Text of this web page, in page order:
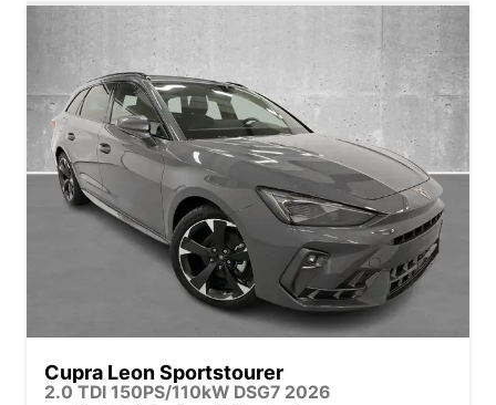
Cupra Leon Sportstourer
2.0 TDI 150PS/110kW DSG7 2026